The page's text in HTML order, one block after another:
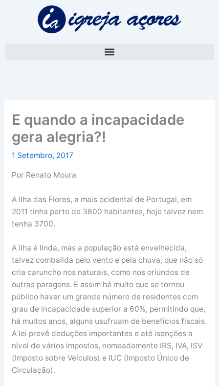
E quando a incapacidade
gera alegria?!
1 Setembro, 2017
Por Renato Moura
A Ilha das Flores, a mais ocidental de Portugal, em
2011 tinha perto de 3800 habitantes, hoje talvez nem
tenha 3700.
A ilha é linda, mas a população está envelhecida,
talvez combalida pelo vento e pela chuva, que não só
cria caruncho nos naturais, como nos oriundos de
outras paragens. E assim há muito que se tornou
público haver um grande número de residentes com
grau de incapacidade superior a 60%, permitindo que,
há muitos anos, alguns usufruam de benefícios fiscais.
A lei prevê deduções importantes e até isenções a
nível de vários impostos, nomeadamente IRS, IVA, ISV
(Imposto sobre Veículos) e IUC (Imposto Único de
Circulação).